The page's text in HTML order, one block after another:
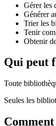
Gérer les
Générer
Trier les
Tenir
Obtenir
Qui peut
Toute
Seules les